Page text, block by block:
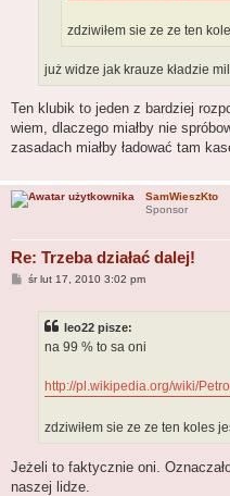
zdziwiłem sie ze ze ten
już widze jak krauze kładzie
Ten klubik to jeden z bardziej
wiem, dlaczego miałby nie
zasadach miałby ładować tam
SamWieszKto
Sponsor
Re: Trzeba działać dalej!
Pśr lut 17, 2010 3:02 pm
leo22 pisze:
na 99 % to sa oni
http://pl.wikipedia.org/wiki/
zdziwiłem sie ze ze ten koles
Jeżeli to faktycznie oni.
naszej lidze.